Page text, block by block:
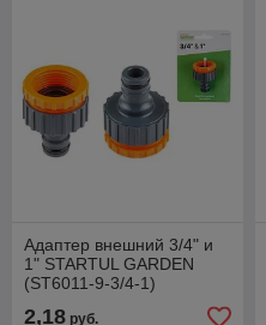
Адаптер внешний 3/4" и
1" STARTUL GARDEN
(ST6011-9-3/4-1)
2,18 руб.